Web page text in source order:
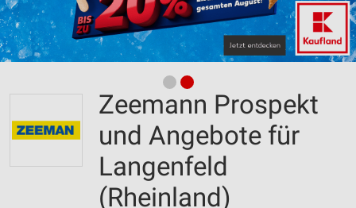
Zeemann Prospekt
und Angebote für
Langenfeld
(Rheinland)